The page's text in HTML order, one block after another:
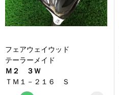
フェアウェイウッド
テーラーメイド
Ｍ２ ３Ｗ
ＴＭ１－２１６ Ｓ